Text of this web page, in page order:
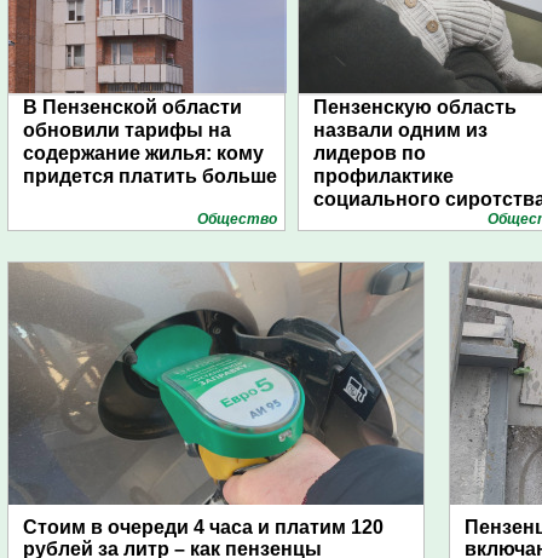
В Пензенской области
обновили тарифы на
содержание жилья: кому
придется платить больше
Общество
Пензенскую область
назвали одним из
лидеров по
профилактике
социального
Стоим в очереди 4 часа и платим 120
рублей за литр – как пензенцы